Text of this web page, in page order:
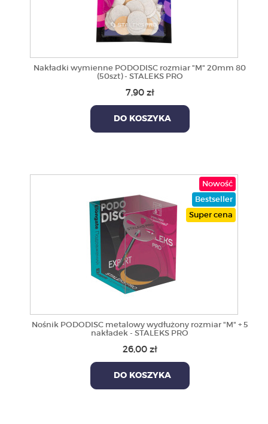
Nakładki wymienne PODODISC rozmiar "M" 20mm 80
(50szt) - STALEKS PRO
7,90 zł
DO KOSZYKA
Nowość
Bestseller
Super cena
Nośnik PODODISC metalowy wydłużony rozmiar "M" + 5
nakładek - STALEKS PRO
26,00 zł
DO KOSZYKA